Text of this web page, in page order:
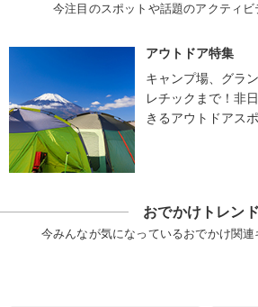
今注目のスポットや話題のアクティ
アウトドア特集
キャンプ場、グラ
レチックまで！非
きるアウトドアス
おでかけトレンド
今みんなが気になっているおでかけ関連